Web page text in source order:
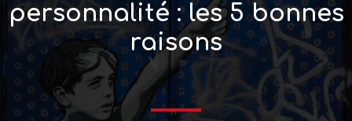
personnalité : les 5 bonnes
raisons